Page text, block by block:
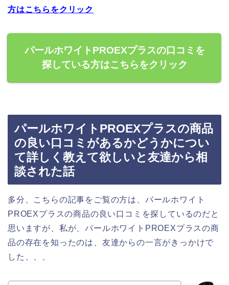
方はこちらをクリック
パールホワイトPROEXプラスの口コミを
探している方はこちらをクリック
パールホワイトPROEXプラスの商品
の良い口コミがあるかどうかについ
て詳しく教えて欲しいと友達から相
談された話
多分、こちらの記事をご覧の方は、パールホワイト
PROEXプラスの商品の良い口コミを探しているのだと
思いますが、私が、パールホワイトPROEXプラスの商
品の存在を知ったのは、友達からの一言がきっかけで
した、、、